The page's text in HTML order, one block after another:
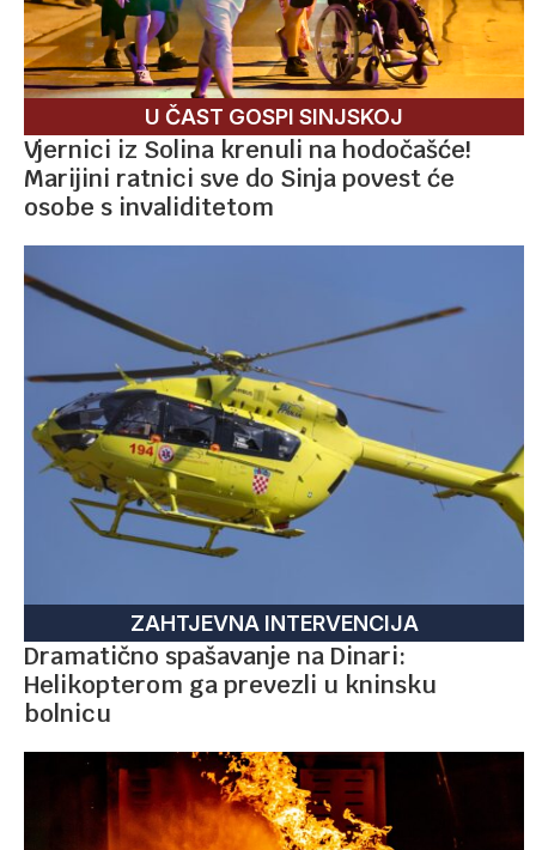
U ČAST GOSPI SINJSKOJ
Vjernici iz Solina krenuli na hodočašće!
Marijini ratnici sve do Sinja povest će
osobe s invaliditetom
ZAHTJEVNA INTERVENCIJA
Dramatično spašavanje na Dinari:
Helikopterom ga prevezli u kninsku
bolnicu